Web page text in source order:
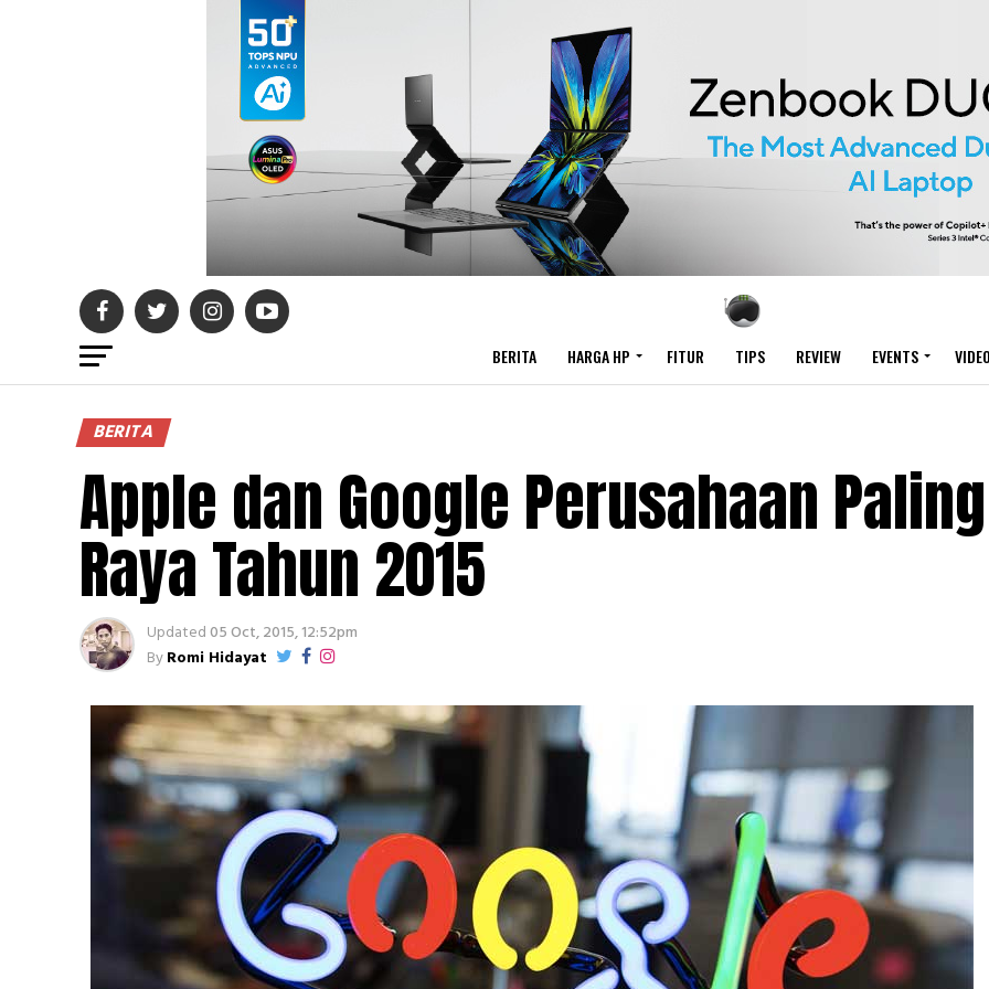
BERITA HARGA HP FITUR TIPS REVIEW EVENTS
BERITA
Apple dan Google Perusahaan
Raya Tahun 2015
Updated05 Oct, 2015, 12:52pm
ByRomi Hidayat